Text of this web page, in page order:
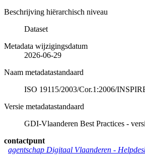
Beschrijving hiërarchisch niveau
Dataset
Metadata wijzigingsdatum
2026-06-29
Naam metadatastandaard
ISO 19115/2003/Cor.1:2006/
Versie metadatastandaard
GDI-Vlaanderen Best Practices -
contactpunt
agentschap Digitaal Vlaanderen -